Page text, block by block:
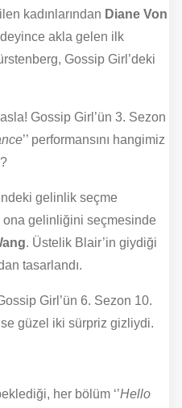
kadınlarından Diane Von
deyince akla gelen ilk
Gossip Girl’deki
Gossip Girl’ün 3. Sezon
’’ performansını hangimiz
gelinlik seçme
ona gelinliğini seçmesinde
. Üstelik Blair’in giydiği
tasarlandı.
Girl’ün 6. Sezon 10.
güzel iki sürpriz gizliydi.
her bölüm ‘’Hello